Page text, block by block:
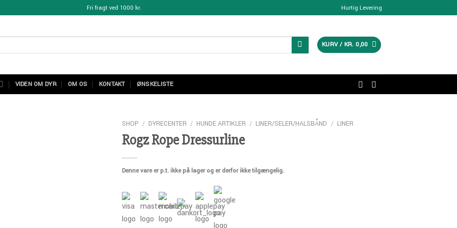
Fri fragt ved 1000 kr. Hurtig Levering
KURV / KR. 0,00
VIDEN OM DYR OM OS KONTAKT ØNSKELISTE
SHOP / DYRECENTER / HUNDE ARTIKLER / LINER/SELER/HALSBÅND / LINER
Rogz Rope Dressurline
Denne vare er p.t. ikke på lager og er derfor ikke tilgængelig.